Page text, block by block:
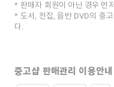
판매자 회원이 아닌 경우 먼
도서, 전집, 음반 DVD의 중
다.
중고샵 판매관리 이용안내